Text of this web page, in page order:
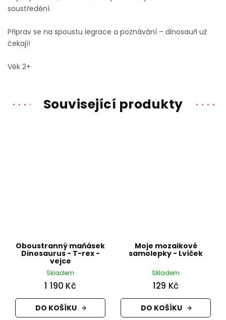
soustředění.
Připrav se na spoustu legrace a poznávání – dinosauři už
čekají!
Věk 2+
Související produkty
Oboustranný maňásek
Dinosaurus - T-rex -
vejce
Skladem
1 190 Kč
DO KOŠÍKU
Moje mozaikové
samolepky - Lvíček
Skladem
129 Kč
DO KOŠÍKU